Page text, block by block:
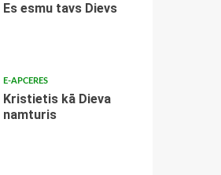
Es esmu tavs Dievs
E-APCERES
Kristietis kā Dieva
namturis